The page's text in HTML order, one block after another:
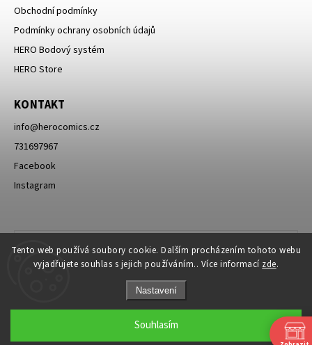
Tento web používá soubory cookie. Dalším procházením tohoto webu
vyjadřujete souhlas s jejich používáním.. Více informací zde.
Nastavení
Souhlasím
Obchodní podmínky
Podmínky ochrany osobních údajů
HERO Bodový systém
HERO Store
KONTAKT
info@herocomics.cz
731697967
Facebook
Instagram